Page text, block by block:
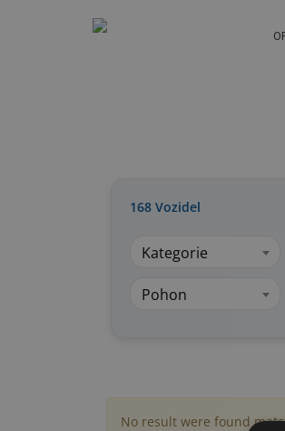
168 Vozidel
Kategorie
Pohon
No result were found